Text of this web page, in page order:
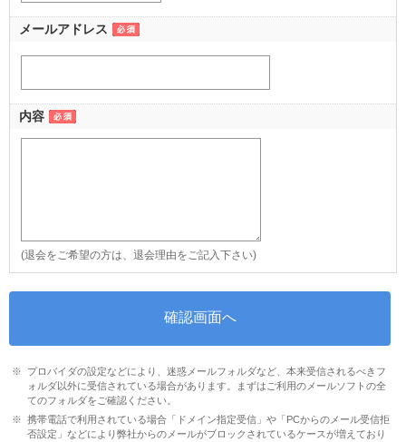
メールアドレス
内容
(退会をご希望の方は、退会理由をご記入下さい)
プロバイダの設定などにより、迷惑メールフォルダなど、本来受信されるべきフ
ォルダ以外に受信されている場合があります。まずはご利用のメールソフトの全
てのフォルダをご確認ください。
携帯電話で利用されている場合「ドメイン指定受信」や「PCからのメール受信拒
否設定」などにより弊社からのメールがブロックされているケースが増えており